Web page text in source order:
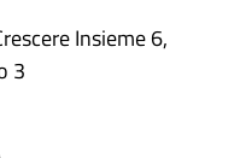
Insieme 6,
3